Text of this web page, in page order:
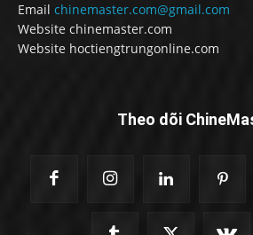
Email chinemaster.com@gmail.com
Website chinemaster.com
Website hoctiengtrungonline.com
Theo dõi